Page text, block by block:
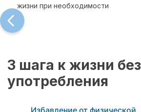
жизни при необходимости
3 шага к жизни без
употребления